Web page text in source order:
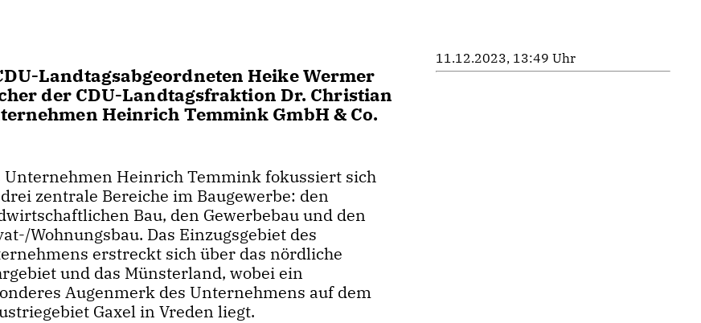
Landtagsabgeordneten Heike Wermer
der CDU-Landtagsfraktion Dr. Christian
Heinrich Temmink GmbH & Co.
Unternehmen Heinrich Temmink fokussiert sich
zentrale Bereiche im Baugewerbe: den
Bau, den Gewerbebau und den
Wohnungsbau. Das Einzugsgebiet des
erstreckt sich über das nördliche
und das Münsterland, wobei ein
Augenmerk des Unternehmens auf dem
Gaxel in Vreden liegt.
11.12.2023, 13:49 Uhr